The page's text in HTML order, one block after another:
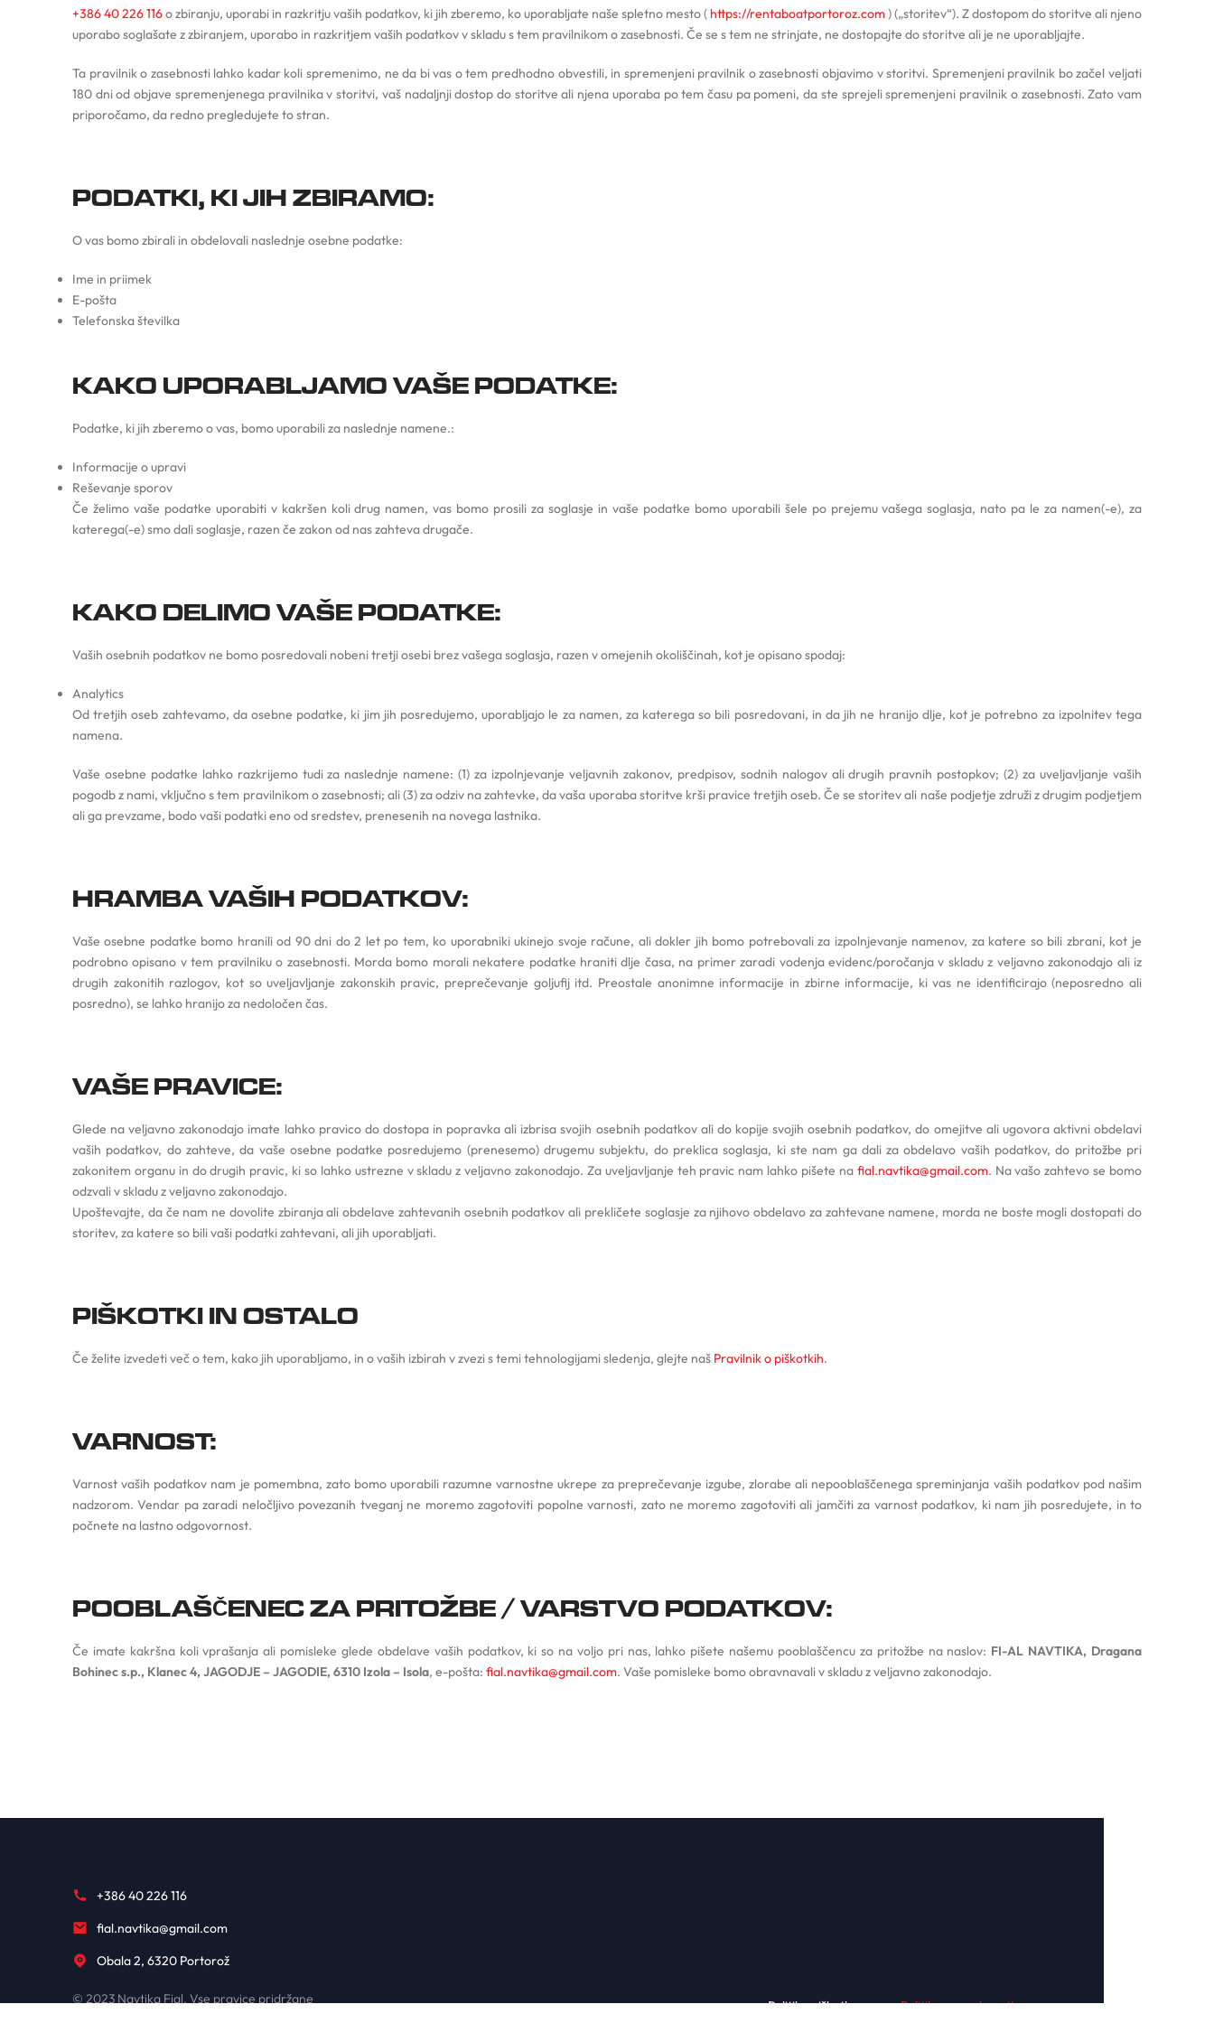
+386 40 226 116o zbiranju, uporabi in razkritju vaših podatkov, ki jih zberemo, ko uporabljate naše spletno mesto ( https://rentaboatportoroz.com) („storitev“). Z dostopom do storitve ali njeno
uporabo soglašate z zbiranjem, uporabo in razkritjem vaših podatkov v skladu s tem pravilnikom o zasebnosti. Če se s tem ne strinjate, ne dostopajte do storitve ali je ne uporabljajte.
Ta pravilnik o zasebnosti lahko kadar koli spremenimo, ne da bi vas o tem predhodno obvestili, in spremenjeni pravilnik o zasebnosti objavimo v storitvi. Spremenjeni pravilnik bo začel veljati
180 dni od objave spremenjenega pravilnika v storitvi, vaš nadaljnji dostop do storitve ali njena uporaba po tem času pa pomeni, da ste sprejeli spremenjeni pravilnik o zasebnosti. Zato vam
priporočamo, da redno pregledujete to stran.
PODATKI, KI JIH ZBIRAMO:
O vas bomo zbirali in obdelovali naslednje osebne podatke:
Ime in priimek
E-pošta
Telefonska številka
KAKO UPORABLJAMO VAŠE PODATKE:
Podatke, ki jih zberemo o vas, bomo uporabili za naslednje namene.:
Informacije o upravi
Reševanje sporov
Če želimo vaše podatke uporabiti v kakršen koli drug namen, vas bomo prosili za soglasje in vaše podatke bomo uporabili šele po prejemu vašega soglasja, nato pa le za namen(-e), za
katerega(-e) smo dali soglasje, razen če zakon od nas zahteva drugače.
KAKO DELIMO VAŠE PODATKE:
Vaših osebnih podatkov ne bomo posredovali nobeni tretji osebi brez vašega soglasja, razen v omejenih okoliščinah, kot je opisano spodaj:
Analytics
Od tretjih oseb zahtevamo, da osebne podatke, ki jim jih posredujemo, uporabljajo le za namen, za katerega so bili posredovani, in da jih ne hranijo dlje, kot je potrebno za izpolnitev tega
namena.
Vaše osebne podatke lahko razkrijemo tudi za naslednje namene: (1) za izpolnjevanje veljavnih zakonov, predpisov, sodnih nalogov ali drugih pravnih postopkov; (2) za uveljavljanje vaših
pogodb z nami, vključno s tem pravilnikom o zasebnosti; ali (3) za odziv na zahtevke, da vaša uporaba storitve krši pravice tretjih oseb. Če se storitev ali naše podjetje združi z drugim podjetjem
ali ga prevzame, bodo vaši podatki eno od sredstev, prenesenih na novega lastnika.
HRAMBA VAŠIH PODATKOV:
Vaše osebne podatke bomo hranili od 90 dni do 2 let po tem, ko uporabniki ukinejo svoje račune, ali dokler jih bomo potrebovali za izpolnjevanje namenov, za katere so bili zbrani, kot je
podrobno opisano v tem pravilniku o zasebnosti. Morda bomo morali nekatere podatke hraniti dlje časa, na primer zaradi vodenja evidenc/poročanja v skladu z veljavno zakonodajo ali iz
drugih zakonitih razlogov, kot so uveljavljanje zakonskih pravic, preprečevanje goljufij itd. Preostale anonimne informacije in zbirne informacije, ki vas ne identificirajo (neposredno ali
posredno), se lahko hranijo za nedoločen čas.
VAŠE PRAVICE:
Glede na veljavno zakonodajo imate lahko pravico do dostopa in popravka ali izbrisa svojih osebnih podatkov ali do kopije svojih osebnih podatkov, do omejitve ali ugovora aktivni obdelavi
vaših podatkov, do zahteve, da vaše osebne podatke posredujemo (prenesemo) drugemu subjektu, do preklica soglasja, ki ste nam ga dali za obdelavo vaših podatkov, do pritožbe pri
zakonitem organu in do drugih pravic, ki so lahko ustrezne v skladu z veljavno zakonodajo. Za uveljavljanje teh pravic nam lahko pišete na fial.navtika@gmail.com. Na vašo zahtevo se bomo
odzvali v skladu z veljavno zakonodajo.
Upoštevajte, da če nam ne dovolite zbiranja ali obdelave zahtevanih osebnih podatkov ali prekličete soglasje za njihovo obdelavo za zahtevane namene, morda ne boste mogli dostopati do
storitev, za katere so bili vaši podatki zahtevani, ali jih uporabljati.
PIŠKOTKI IN OSTALO
Če želite izvedeti več o tem, kako jih uporabljamo, in o vaših izbirah v zvezi s temi tehnologijami sledenja, glejte naš Pravilnik o piškotkih.
VARNOST:
Varnost vaših podatkov nam je pomembna, zato bomo uporabili razumne varnostne ukrepe za preprečevanje izgube, zlorabe ali nepooblaščenega spreminjanja vaših podatkov pod našim
nadzorom. Vendar pa zaradi neločljivo povezanih tveganj ne moremo zagotoviti popolne varnosti, zato ne moremo zagotoviti ali jamčiti za varnost podatkov, ki nam jih posredujete, in to
počnete na lastno odgovornost.
POOBLAŠČENEC ZA PRITOŽBE / VARSTVO PODATKOV:
Če imate kakršna koli vprašanja ali pomisleke glede obdelave vaših podatkov, ki so na voljo pri nas, lahko pišete našemu pooblaščencu za pritožbe na naslov: FI-AL NAVTIKA, Dragana
Bohinec s.p., Klanec 4, JAGODJE – JAGODIE, 6310 Izola – Isola, e-pošta: fial.navtika@gmail.com. Vaše pomisleke bomo obravnavali v skladu z veljavno zakonodajo.
+386 40 226 116
fial.navtika@gmail.com
Obala 2, 6320 Portorož
© 2023 Navtika Fial. Vse pravice pridržane Politika piškotkov Politika o zasebnosti